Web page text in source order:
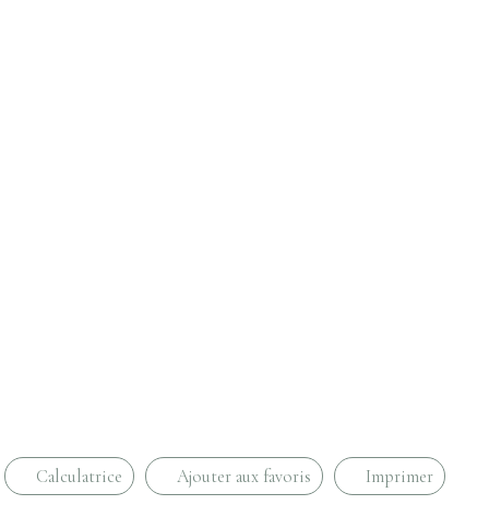
Calculatrice Ajouter aux favoris Imprimer